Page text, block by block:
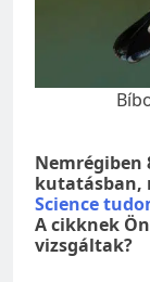
Nemrégiben
kutatásban,
Science
A cikknek
vizsgáltak?